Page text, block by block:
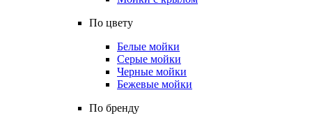
По цвету
Белые мойки
Серые мойки
Черные мойки
Бежевые мойки
По бренду